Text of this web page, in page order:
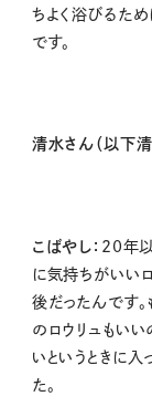
ちよく浴びるた
です。
清水さん（以下清
こばやし： 20年
に気持ちがいい
後だったんです
のロウリュもい
いというときに
た。